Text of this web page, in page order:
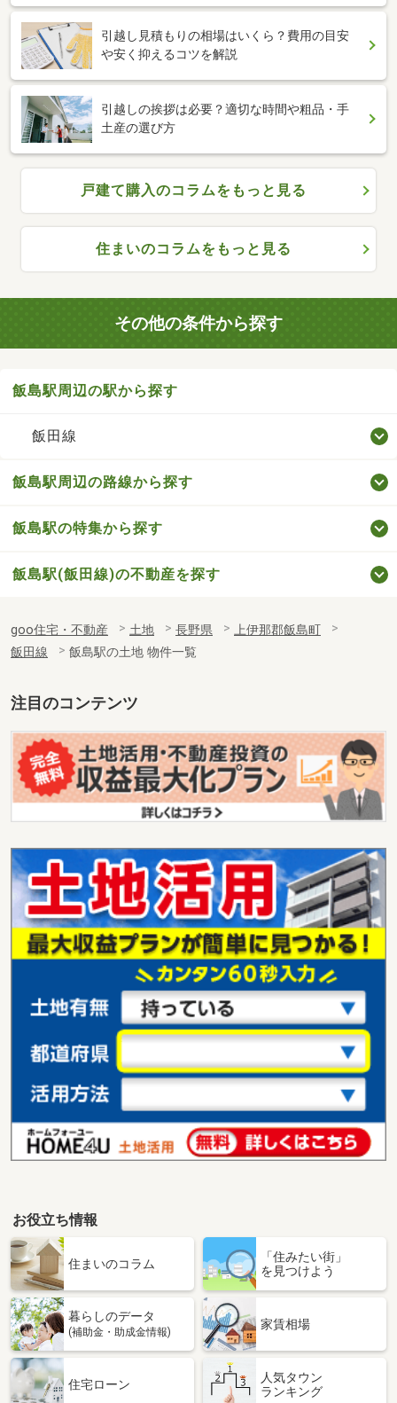
引越し見積もりの相場はいくら？費用の目安
や安く抑えるコツを解説
引越しの挨拶は必要？適切な時間や粗品・手
土産の選び方
戸建て購入のコラムをもっと見る
住まいのコラムをもっと見る
その他の条件から探す
飯島駅周辺の駅から探す
飯田線
飯島駅周辺の路線から探す
飯島駅の特集から探す
飯島駅(飯田線)の不動産を探す
goo住宅・不動産 土地 長野県
上伊那郡飯島町
飯田線
飯島駅の土地 物件一覧
注目のコンテンツ
お役立ち情報
住まいのコラム
「住みたい街」
を見つけよう
暮らしのデータ
(補助金・助成金情報)
家賃相場
住宅ローン
人気タウン
ランキング